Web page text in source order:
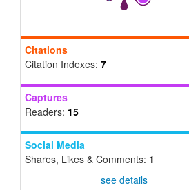
Citations
Citation Indexes: 7
Captures
Readers: 15
Social Media
Shares, Likes & Comments: 1
see details